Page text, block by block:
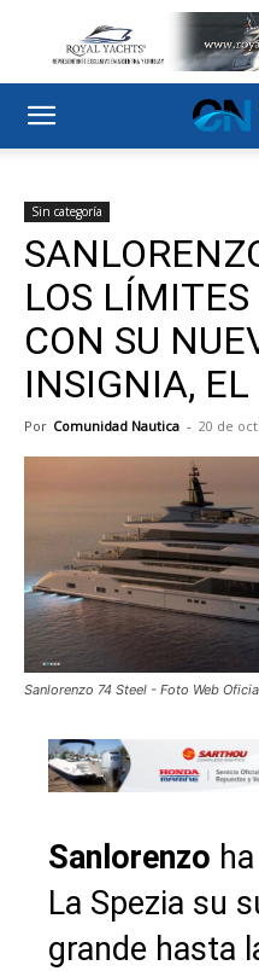
Sin categoría
LOS
CON SU
INSIGNIA,
Por Comunidad Nautica - 20 de
Sanlorenzo 74 Steel - Foto Web
Sanlorenzo
La Spezia su
grande hasta